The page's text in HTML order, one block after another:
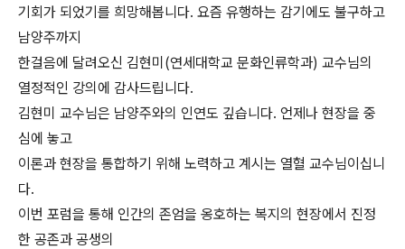
기회가 되었기를 희망해봅니다. 요즘 유행하는 감기에도 불구하고
남양주까지
한걸음에 달려오신 김현미(연세대학교 문화인류학과) 교수님의
열정적인 강의에 감사드립니다.
김현미 교수님은 남양주와의 인연도 깊습니다. 언제나 현장을 중
심에 놓고
이론과 현장을 통합하기 위해 노력하고 계시는 열혈 교수님이십니
다.
이번 포럼을 통해 인간의 존엄을 옹호하는 복지의 현장에서 진정
한 공존과 공생의